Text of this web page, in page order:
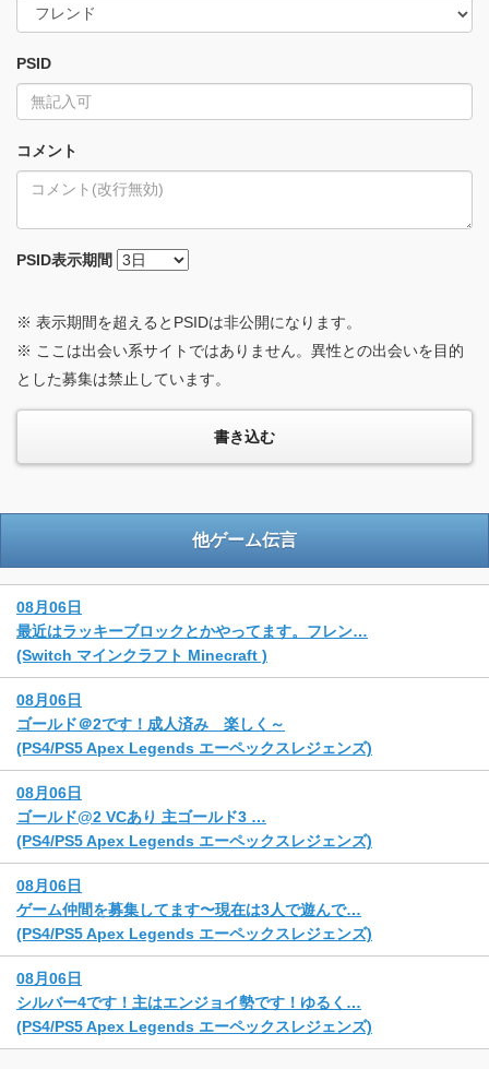
PSID
コメント
PSID表示期間
※ 表示期間を超えるとPSIDは非公開になります。
※ ここは出会い系サイトではありません。異性との出会いを目的
とした募集は禁止しています。
他ゲーム伝言
08月06日
最近はラッキーブロックとかやってます。フレン…
(Switch マインクラフト Minecraft )
08月06日
ゴールド＠2です！成人済み 楽しく～
(PS4/PS5 Apex Legends エーペックスレジェンズ)
08月06日
ゴールド@2 VCあり 主ゴールド3 …
(PS4/PS5 Apex Legends エーペックスレジェンズ)
08月06日
ゲーム仲間を募集してます〜現在は3人で遊んで…
(PS4/PS5 Apex Legends エーペックスレジェンズ)
08月06日
シルバー4です！主はエンジョイ勢です！ゆるく…
(PS4/PS5 Apex Legends エーペックスレジェンズ)